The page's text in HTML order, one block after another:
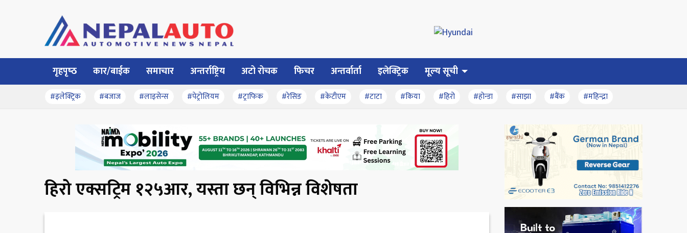
गृहपृष्‍ठ कार/बाईक समाचार अन्तर्राष्ट्रिय अटो रोचक फिचर अन्तर्वार्ता इलेक्ट्रिक मूल्य सूची
#इलेक्ट्रिक #बजाज #लाइसेन्स #पेट्रोलियम #ट्राफिक #रेसिङ #केटीएम #टाटा #किया #हिरो #होन्डा #साझा #बैंक #महिन्द्रा
हिरो एक्सट्रिम १२५आर, यस्ता छन् विभिन्न विशेषता